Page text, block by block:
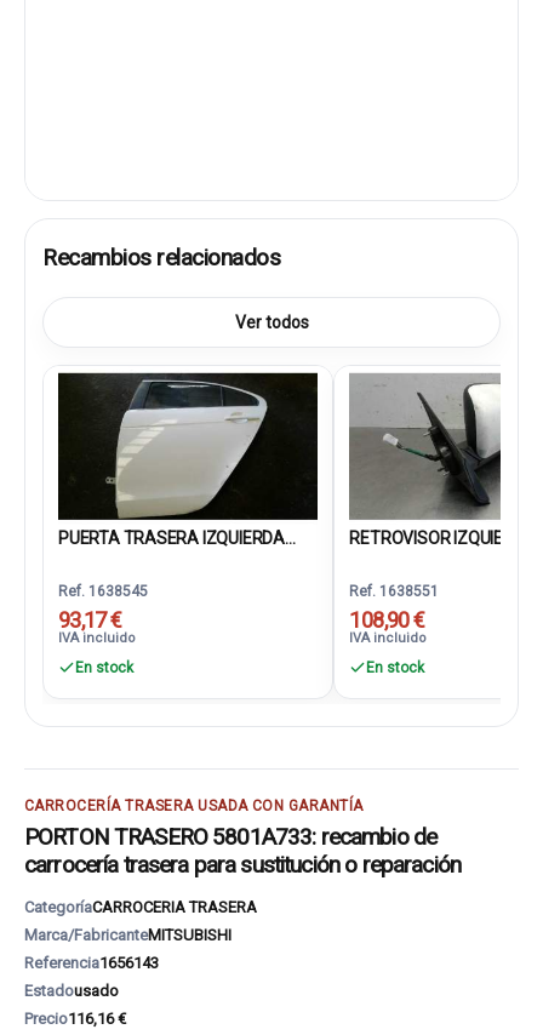
Recambios relacionados
Ver todos
PUERTA TRASERA IZQUIERDA...
Ref. 1638545
93,17 €
IVA incluido
En stock
RETROVISOR IZQUIERDO
Ref. 1638551
108,90 €
IVA incluido
En stock
CARROCERÍA TRASERA USADA CON GARANTÍA
PORTON TRASERO 5801A733: recambio de
carrocería trasera para sustitución o reparación
CategoríaCARROCERIA TRASERA
Marca/FabricanteMITSUBISHI
Referencia1656143
Estadousado
Precio116,16 €